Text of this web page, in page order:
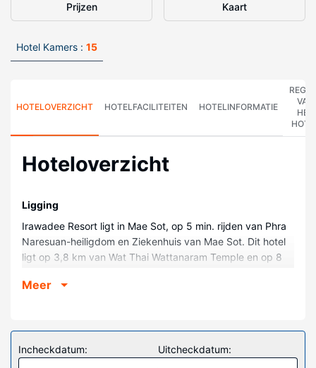
Prijzen Kaart
Hotel Kamers : 15
HOTELOVERZICHT HOTELFACILITEITEN HOTELINFORMATIE
VAN
HET
Hoteloverzicht
Ligging
Irawadee Resort ligt in Mae Sot, op 5 min. rijden van Phra
Naresuan-heiligdom en Ziekenhuis van Mae Sot. Dit hotel
ligt op 3,8 km van Wat Thai Wattanaram Temple en op 8
Kamers
kamers met een koelkast en een flatscreentelevisie. Alle
kamers hebben een balkon. Dankzij gratis wifi blijf je
online, terwijl de tv met kabelzenders zorgt voor het
Meer
Incheckdatum: Uitcheckdatum: